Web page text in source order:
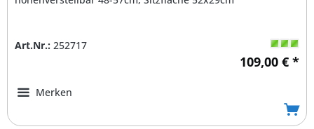
Art.Nr.: 252717
109,00 € *
Merken